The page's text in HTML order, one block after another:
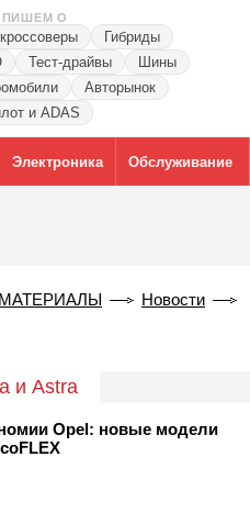
ПИШЕМ О
Гибриды
Тест-драйвы
Шины
Авторынок
и ADAS
Электроника Обслуживание
МАТЕРИАЛЫ
Новости
и Astra
Opel: новые модели